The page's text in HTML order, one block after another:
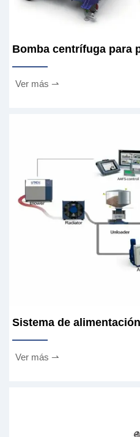
Bomba centrífuga para
Ver más ⇀
Sistema de
Ver más ⇀